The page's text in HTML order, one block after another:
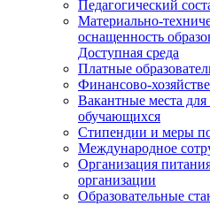
Педагогический
Материально-
оснащенность
Доступная среда
Платные
Финансово-
Вакантные места
обучающихся
Стипендии и меры
Международное
Организация
организации
Образовательные